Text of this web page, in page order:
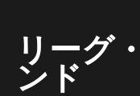
リーグ
ンド